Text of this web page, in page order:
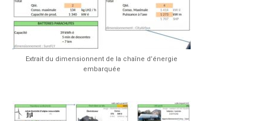
Extrait du dimensionnent de la chaîne d’énergie
embarquée